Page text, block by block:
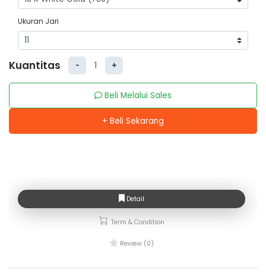
Ukuran Jari
Kuantitas - +
Beli Melalui Sales
+ Beli Sekarang
Detail
Term & Condition
Review (0)